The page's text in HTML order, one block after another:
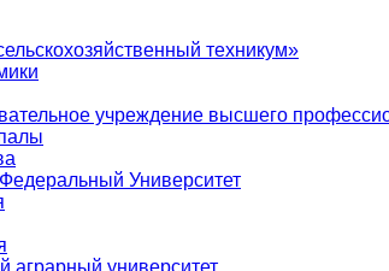
техникум»
учреждение высшего
Университет